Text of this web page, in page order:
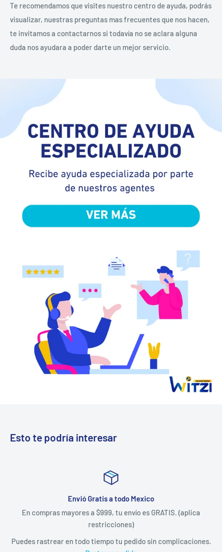
Te recomendamos que visites nuestro centro de ayuda, podrás
visualizar, nuestras preguntas mas frecuentes que nos hacen,
te invitamos a contactarnos si todavía no se aclara alguna
duda nos ayudara a poder darte un mejor servicio.
Esto te podría interesar
Envió Gratis a todo Mexico
En compras mayores a $999, tu envío es GRATIS. (aplica
restricciones)
Puedes rastrear en todo tiempo tu pedido sin complicaciones.